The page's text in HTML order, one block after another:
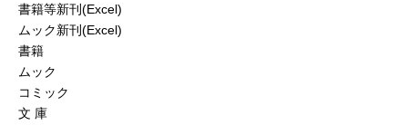
書籍等新刊(Excel)
ムック新刊(Excel)
書籍
ムック
コミック
文 庫